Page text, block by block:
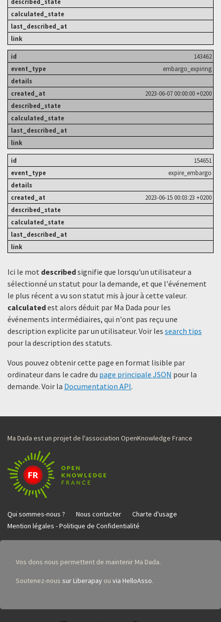
143462
embargo_expiring
2023-06-07 00:00:00 +0200
154651
expire_embargo
2023-06-15 00:03:23 +0200
Ici le mot describedsignifie que lorsqu'un utilisateur a
sélectionné un statut ​​pour la demande, et que l'événement
le plus récent a vu son statut mis à jour à cette valeur.
calculatedest alors déduit par Ma Dada pour les
événements intermédiaires, qui n'ont pas reçu une
description explicite par un utilisateur. Voir les search tips
pour la description des statuts.
Vous pouvez obtenir cette page en format lisible par
ordinateur dans le cadre du page principale JSON pour la
demande. Voir la Documentation API.
Ma Dada est un projet de l'association OpenKnowledge France
Qui sommes-nous ? Nous contacter
Charte d'usage
Mention légales - Politique de Confidentialité
Vos dons nous permettent de maintenir Ma Dada.
Soutenez-nous sur Liberapay ou via HelloAsso.